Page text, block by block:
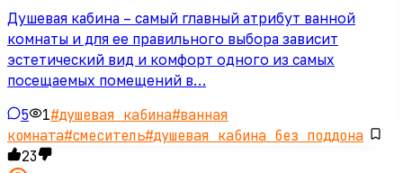
Душевая кабина – самый главный атрибут ванной
комнаты и для ее правильного выбора зависит
эстетический вид и комфорт одного из самых
посещаемых помещений в…
5 1#душевая кабина#ванная
комната#смеситель#душевая кабина без поддона
23